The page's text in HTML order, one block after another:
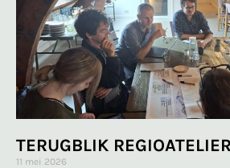
TERUGBLIK
11 mei 2026